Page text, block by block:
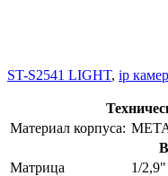
ST-S2541 LIGHT, ip
Материал корпуса:
Матрица
1/